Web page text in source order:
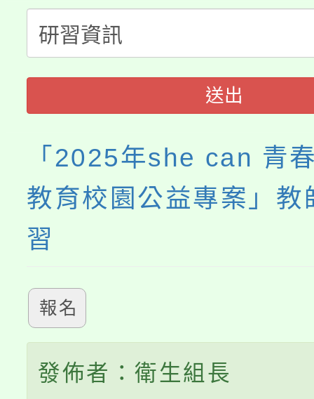
者。
份教師研習
淨零綠生活教案入校路
會
115年食農教育專業人
送出
「2025年she can 青
教育校園公益專案」教
習
報名
發佈者：衛生組長